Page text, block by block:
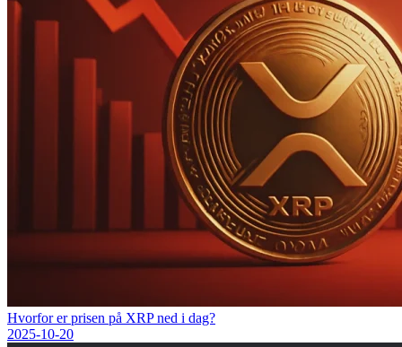
Hvorfor er prisen på XRP ned i dag?
2025-10-20